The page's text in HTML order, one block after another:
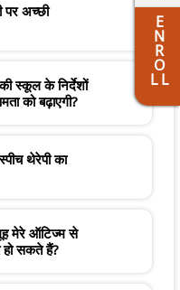
पर अच्छी
स्कूल के निर्देशों
को बढ़ाएगी?
थेरेपी का
मेरे ऑटिज्म से
हो सकते हैं?
E
N
R
O
L L